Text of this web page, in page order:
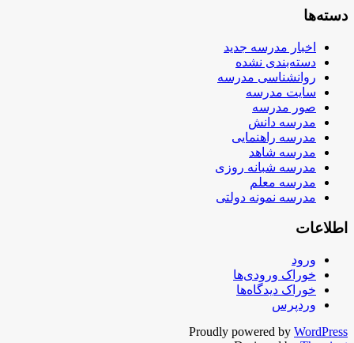
دسته‌ها
اخبار مدرسه جدید
دسته‌بندی نشده
روانشناسی مدرسه
سایت مدرسه
صور مدرسه
مدرسه دانش
مدرسه راهنمایی
مدرسه شاهد
مدرسه شبانه روزی
مدرسه معلم
مدرسه نمونه دولتی
اطلاعات
ورود
خوراک ورودی‌ها
خوراک دیدگاه‌ها
وردپرس
Proudly powered by WordPress